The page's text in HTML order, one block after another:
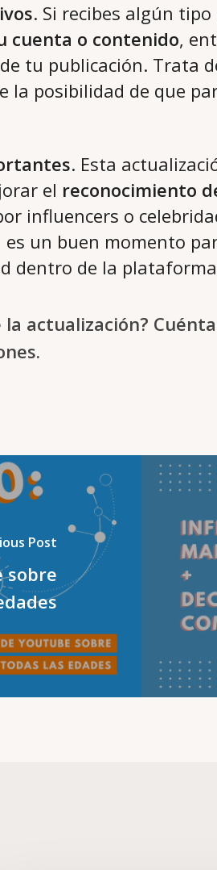
. Si recibes algún
cuenta o contenido,
tu publicación. Trata
la posibilidad de que
. Esta
el reconocimiento
influencers o
un buen momento
dentro de la
actualización?
Post
sobre